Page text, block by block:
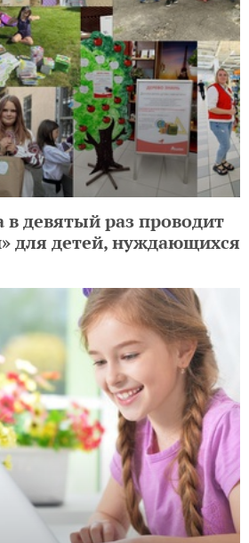
в девятый раз проводит
для детей, нуждающихся